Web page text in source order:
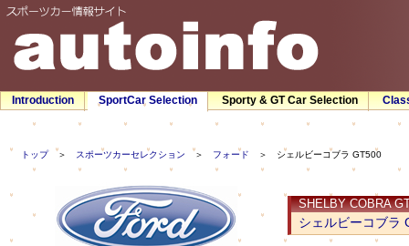
Introduction SportCar Selection Sporty & GT Car Selection
トップ＞ スポーツカーセレクション ＞ フォード ＞ シェルビーコブラ GT500
SHELBY COBRA
シェルビーコブラ